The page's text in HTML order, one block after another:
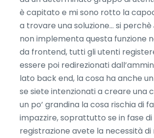
è capitato e mi sono rotto la
a trovare una soluzione… si perchè
non implementa questa funzione
da frontend, tutti gli utenti
essere poi redirezionati
lato back end, la cosa ha anche
se siete intenzionati a creare una
un po’ grandina la cosa rischia di
impazzire, soprattutto se in fase di
registrazione avete la necessità